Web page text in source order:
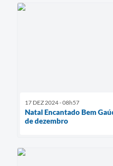
17 DEZ 2024 - 08h57
Natal Encantado Bem
de dezembro